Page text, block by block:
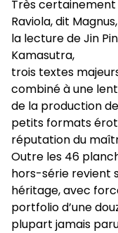
Très
Raviola, dit
la lecture de Jin
Kamasutra,
trois textes
combiné à une
de la production
petits formats
réputation du
Outre les 46
hors-série revient
héritage, avec
portfolio d’une
plupart jamais